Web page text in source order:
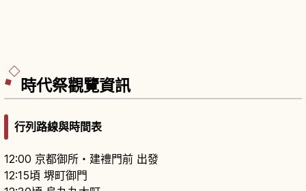
時代祭觀覽資訊
行列路線與時間表
12:00 京都御所・建禮門前 出發
12:15頃 堺町御門